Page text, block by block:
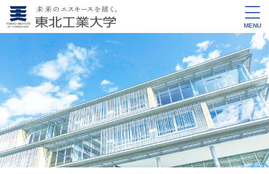
MENU